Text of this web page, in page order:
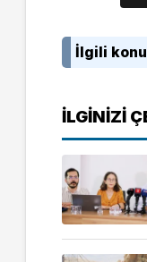
İlgili
İLGINIZI